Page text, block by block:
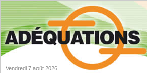
Vendredi 7 août 2026